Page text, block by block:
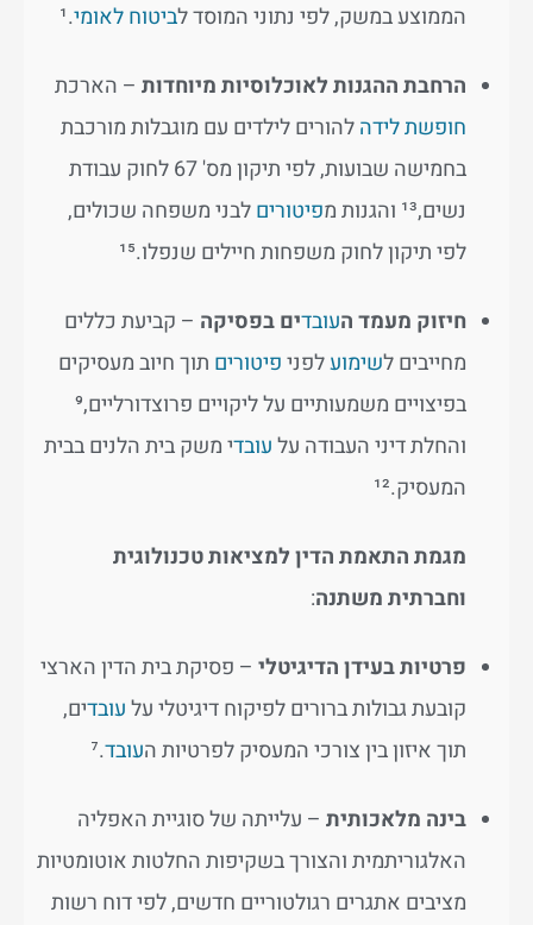
הממוצע במשק, לפי נתוני המוסד לביטוח לאומי.¹
הרחבת ההגנות לאוכלוסיות מיוחדות – הארכת
חופשת לידהלהורים לילדים עם מוגבלות מורכבת
בחמישה שבועות, לפי תיקון מס' 67 לחוק עבודת
נשים,¹³ והגנות מ
פיטוריםלבני משפחה שכולים,
לפי תיקון לחוק משפחות חיילים שנפלו.¹⁵
חיזוק מעמד העובדים בפסיקה – קביעת כללים
מחייבים לשימועלפניפיטורים תוך חיוב מעסיקים
בפיצויים משמעותיים על ליקויים פרוצדורליים,⁹
והחלת דיני העבודה עלעובדי משק בית הלנים בבית
המעסיק.¹²
מגמת התאמת הדין למציאות טכנולוגית
וחברתית משתנה:
פרטיות בעידן הדיגיטלי – פסיקת בית הדין הארצי
קובעת גבולות ברורים לפיקוח דיגיטלי עלעובדים,
תוך איזון בין צורכי המעסיק לפרטיות העובד.⁷
בינה מלאכותית – עלייתה של סוגיית האפליה
האלגוריתמית והצורך בשקיפות החלטות אוטומטיות
מציבים אתגרים רגולטוריים חדשים, לפי דוח רשות